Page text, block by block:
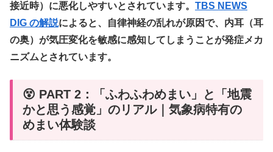
接近時）に悪化しやすいとされています。 TBS NEWS
DIG の解説によると、自律神経の乱れが原因で、内耳（耳
の奥）が気圧変化を敏感に感知してしまうことが発症メカ
ニズムとされています。
😵 PART 2：「ふわふわめまい」と「地震
かと思う感覚」のリアル｜気象病特有の
めまい体験談